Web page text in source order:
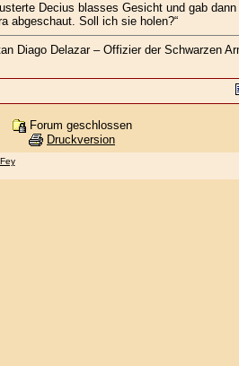
Decius blasses Gesicht und gab
abgeschaut. Soll ich sie holen?“
Diago Delazar – Offizier der Schwarzen
Forum geschlossen
Druckversion